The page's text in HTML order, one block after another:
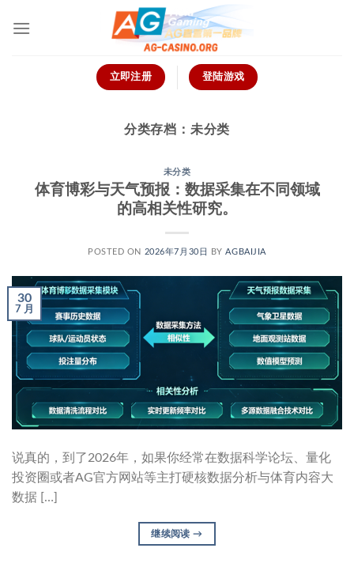
立即注册 登陆游戏
分类存档： 未分类
未分类
体育博彩与天气预报：数据采集在不同领域
的高相关性研究。
POSTED ON 2026年7月30日 BYAGBAIJIA
30
7 月
说真的，到了2026年，如果你经常在数据科学论坛、量化
投资圈或者AG官方网站等主打硬核数据分析与体育内容大
数据 […]
继续阅读→